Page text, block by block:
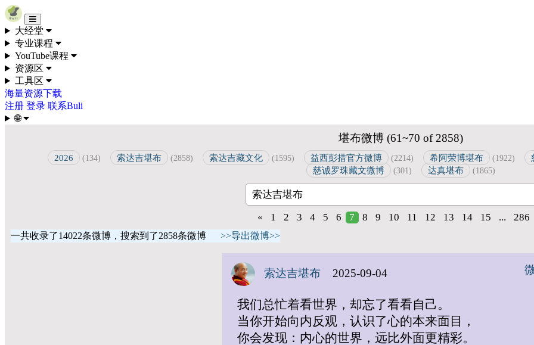
Skip to content
大经堂
专业课程
YouTube课程
资源区
工具区
海量资源下载
注册 登录 联系Buli
🌐
堪布微博 (61~70 of 2858)
2026 (134) 索达吉堪布 (2858) 索达吉藏文化 (1595) 益西彭措官方微博 (2214) 希阿荣博堪布 (1922)
慈诚罗珠藏文微博
(301) 达真堪布 (1865)
« 1 2 3 4 5 6 7 8 9 10 11 12 13 14 15 ... 286
一共收录了14022条微博，搜索到了2858条微博 >>导出微博>>
索达吉堪布 2025-09-04
我们总忙着看世界，却忘了看看自己。
当你开始向内反观，认识了心的本来面目，
你会发现：内心的世界，远比外面更精彩。